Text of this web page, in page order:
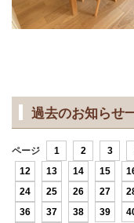
過去のお知らせ
ページ 1 2 3
12
13 14 15
24
25 26 27
36
37 38 39